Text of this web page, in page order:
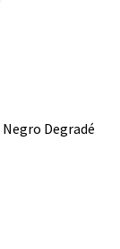
Degradé